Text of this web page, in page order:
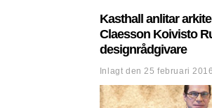
Kasthall anlitar
Claesson Koivisto
designrådgivare
Inlagt den 25 februari 2016